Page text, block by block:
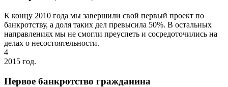
К концу 2010 года мы завершили свой первый проект по
банкротству, а доля таких дел превысила 50%. В остальных
направлениях мы не смогли преуспеть и сосредоточились на
делах о несостоятельности.
4
2015 год.
Первое банкротство гражданина